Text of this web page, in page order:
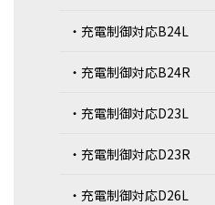
・充電制御対応B24L
・充電制御対応B24R
・充電制御対応D23L
・充電制御対応D23R
・充電制御対応D26L